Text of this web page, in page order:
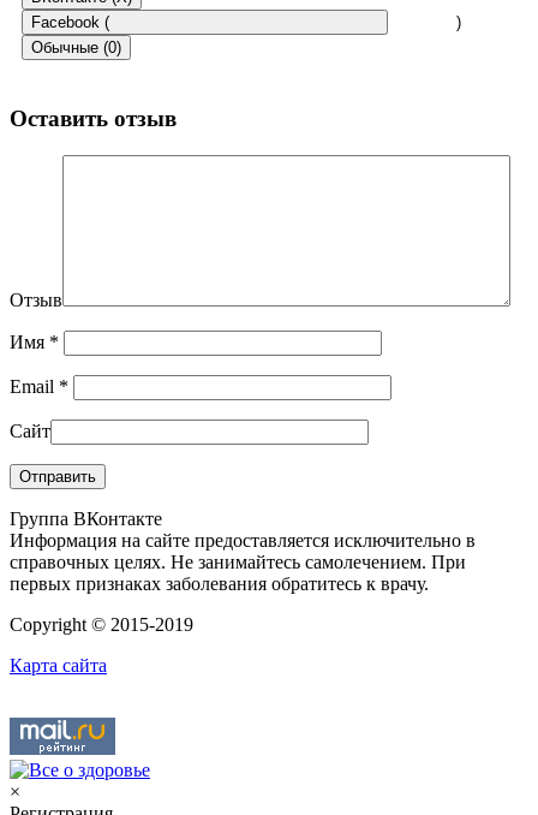
Facebook (
)
Обычные (0)
Оставить отзыв
Отзыв
Имя *
Email *
Сайт
Группа ВКонтакте
Информация на сайте предоставляется исключительно в
справочных целях. Не занимайтесь самолечением. При
первых признаках заболевания обратитесь к врачу.
Copyright © 2015-2019
Карта сайта
×